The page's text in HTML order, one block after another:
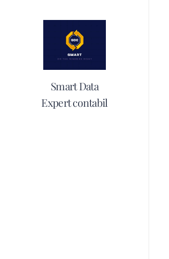
Smart Data
Expert contabil